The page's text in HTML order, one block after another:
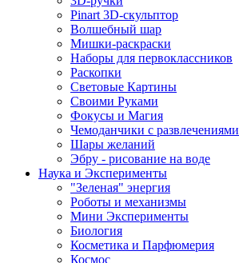
Pinart 3D-скульптор
Волшебный шар
Мишки-раскраски
Наборы для первоклассников
Раскопки
Световые Картины
Своими Руками
Фокусы и Магия
Чемоданчики с развлечениями
Шары желаний
Эбру - рисование на воде
Наука и Эксперименты
"Зеленая" энергия
Роботы и механизмы
Мини Эксперименты
Биология
Косметика и Парфюмерия
Космос